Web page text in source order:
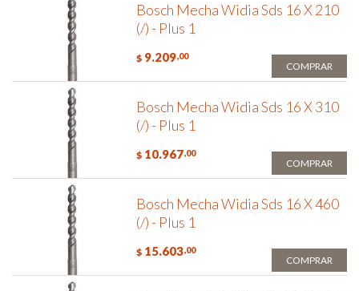
Bosch Mecha Widia Sds 16 X 210
(/) - Plus 1
$ 9.209,00
COMPRAR
Bosch Mecha Widia Sds 16 X 310
(/) - Plus 1
$ 10.967,00
COMPRAR
Bosch Mecha Widia Sds 16 X 460
(/) - Plus 1
$ 15.603,00
COMPRAR